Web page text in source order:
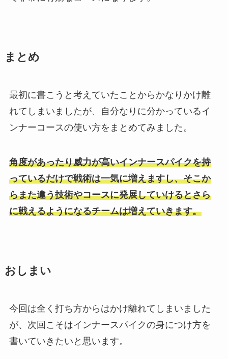
まとめ
最初に書こうと考えていたことからかなりかけ離
れてしまいましたが、自分なりに分かっているイ
ンナーコースの使い方をまとめてみました。
角度があったり威力が高いインナースパイクを持
っているだけで戦術は一気に増えますし、そこか
らまた違う技術やコースに発展していけるとさら
に戦えるようになるチームは増えていきます。
おしまい
今回は全く打ち方からはかけ離れてしまいました
が、次回こそはインナースパイクの身につけ方を
書いていきたいと思います。